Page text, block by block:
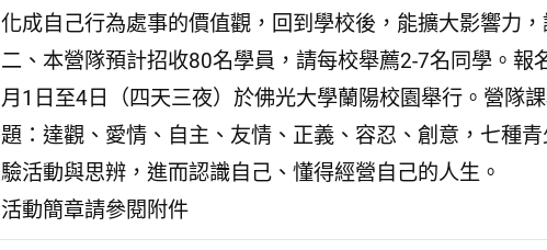
化成自己行為處事的價值觀，回到學校後，能擴大影響力
二、本營隊預計招收80名學員，請每校舉薦2-7名同學。
月1日至4日（四天三夜）於佛光大學蘭陽校園舉行。營隊
題：達觀、愛情、自主、友情、正義、容忍、創意，七種
驗活動與思辨，進而認識自己、懂得經營自己的人生。
活動簡章請參閱附件